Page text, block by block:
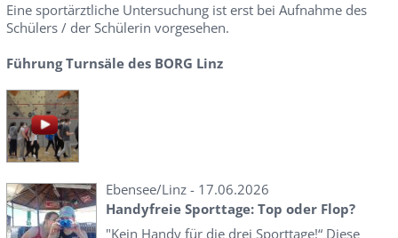
Eine sportärztliche Untersuchung ist erst bei Aufnahme des
Schülers / der Schülerin vorgesehen.
Führung Turnsäle des BORG Linz
Ebensee/Linz - 17.06.2026
Handyfreie Sporttage: Top oder Flop?
"Kein Handy für die drei Sporttage!“ Diese